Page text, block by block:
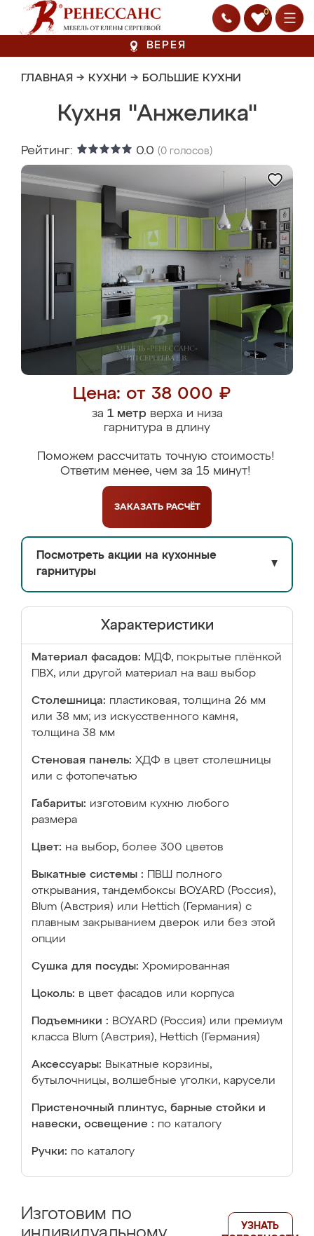
0
ВЕРЕЯ
ГЛАВНАЯ → КУХНИ → БОЛЬШИЕ КУХНИ
Кухня "Анжелика"
Рейтинг: 0.0 (0 голосов)
Цена: от 38 000 ₽
за 1 метрверха и низа
гарнитура в длину
Поможем рассчитать точную стоимость!
Ответим менее, чем за 15 минут!
ЗАКАЗАТЬ РАСЧЁТ
Посмотреть акции на кухонные
гарнитуры
▼
Характеристики
Материал фасадов: МДФ, покрытые плёнкой
ПВХ, или другой материал на ваш выбор
Столешница: пластиковая, толщина 26 мм
или 38 мм; из искусственного камня,
толщина 38 мм
Стеновая панель: ХДФ в цвет столешницы
или с фотопечатью
Габариты: изготовим кухню любого
размера
Цвет: на выбор, более 300 цветов
Выкатные системы :
ПВШ полного
открывания, тандембоксы BOYARD (Россия),
Blum (Австрия) или Hettich (Германия) с
плавным закрыванием дверок или без этой
опции
Сушка для посуды: Хромированная
Цоколь: в цвет фасадов или корпуса
Подъемники : BOYARD (Россия) или премиум
класса Blum (Австрия), Hettich (Германия)
Аксессуары: Выкатные корзины,
бутылочницы, волшебные уголки, карусели
Пристеночный плинтус, барные стойки и
навески, освещение : по каталогу
Ручки: по каталогу
Изготовим по
УЗНАТЬ